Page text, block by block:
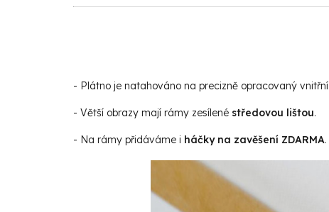
- Plátno je natahováno na precizně opracovaný vnitřní
- Větší obrazy mají rámy zesílené středovou lištou.
- Na rámy přidáváme i háčky na zavěšení ZDARMA.